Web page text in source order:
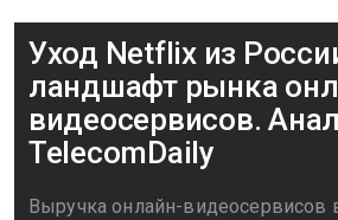
Уход Netflix из
ландшафт рынка
видеосервисов.
TelecomDaily
Выручка онлайн-видеосервисов